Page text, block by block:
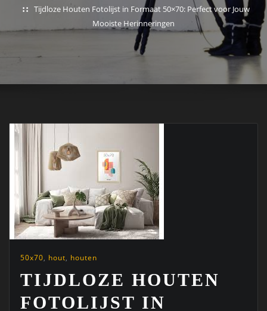
Tijdloze Houten Fotolijst in Formaat 50×70: Perfect voor Jouw
Mooiste Herinneringen
50x70, hout, houten
TIJDLOZE HOUTEN
FOTOLIJST IN